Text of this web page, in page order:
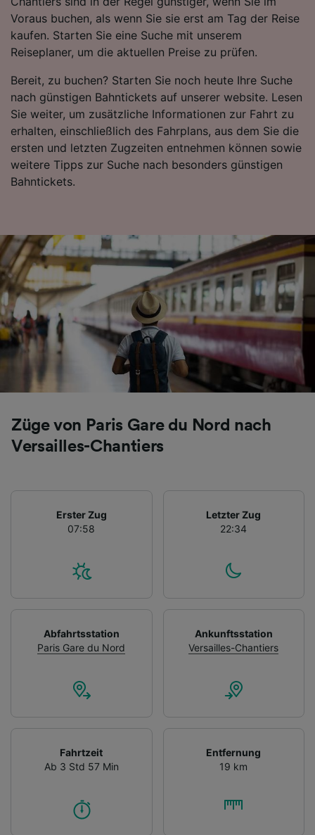
Voraus buchen, als wenn Sie sie erst am Tag der Reise
kaufen. Starten Sie eine Suche mit unserem
Reiseplaner, um die aktuellen Preise zu prüfen.
Bereit, zu buchen? Starten Sie noch heute Ihre Suche
nach günstigen Bahntickets auf unserer website. Lesen
Sie weiter, um zusätzliche Informationen zur Fahrt zu
erhalten, einschließlich des Fahrplans, aus dem Sie die
ersten und letzten Zugzeiten entnehmen können sowie
weitere Tipps zur Suche nach besonders günstigen
Bahntickets.
Züge von Paris Gare du Nord nach
Versailles-Chantiers
Erster Zug
07:58
Letzter Zug
22:34
Abfahrtsstation
Paris Gare du Nord
Ankunftsstation
Versailles-Chantiers
Fahrtzeit
Ab 3 Std 57 Min
Entfernung
19 km
werden unseren Partnern signalisiert und
haben keinen Einfluss auf Surfdaten. Ihre
Daten werden nicht für Tracking-Zwecke
verwendet, wenn Sie uns gebeten haben, Ihr
Surfverhalten nicht zu verfolgen.
Wir und unsere Partner verarbeiten Daten, um
Folgendes bereitzustellen:
Verwendung genauer Standortdaten.
Endgeräteeigenschaften zur Identifikation
aktiv abfragen. Speichern von oder Zugriff auf
Informationen auf einem Endgerät.
Entwicklung und Verbesserung von
Angeboten.
Liste der Partner (Lieferanten)